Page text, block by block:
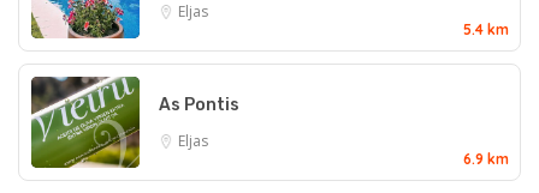
Eljas
5.4 km
As Pontis
Eljas
6.9 km